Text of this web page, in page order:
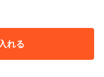
れる